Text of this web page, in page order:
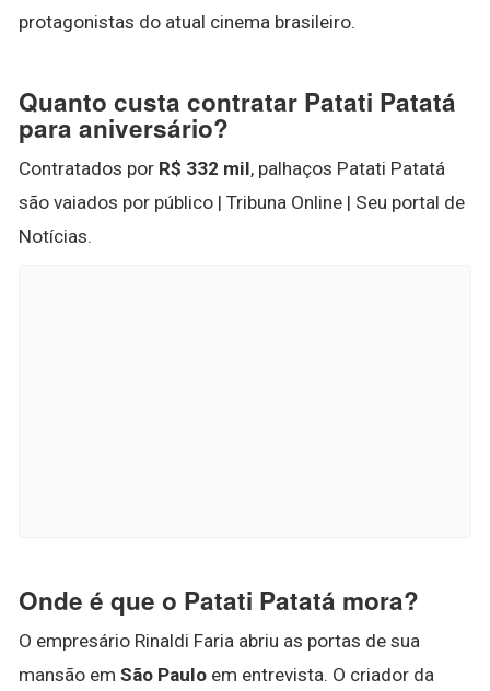
protagonistas do atual cinema brasileiro.
Quanto custa contratar Patati Patatá
para aniversário?
Contratados por R$ 332 mil, palhaços Patati Patatá
são vaiados por público | Tribuna Online | Seu portal de
Notícias.
Onde é que o Patati Patatá mora?
O empresário Rinaldi Faria abriu as portas de sua
mansão em São Paulo em entrevista. O criador da